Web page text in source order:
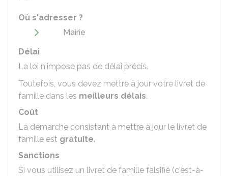
Où s'adresser ?
Mairie
Délai
La loi n'impose pas de délai précis.
Toutefois, vous devez mettre à jour votre livret de
famille dans les meilleurs délais.
Coût
La démarche consistant à mettre à jour le livret de
famille est gratuite.
Sanctions
Si vous utilisez un livret de famille falsifié (c'est-à-